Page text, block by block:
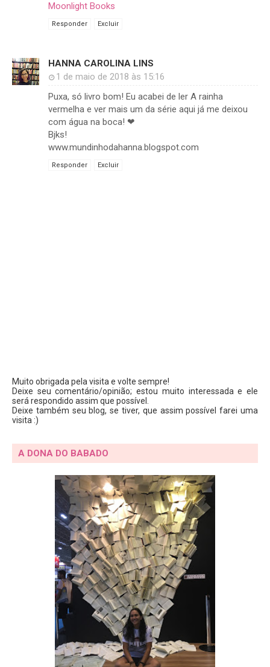
Moonlight Books
Responder Excluir
HANNA CAROLINA LINS
1 de maio de 2018 às 15:16
Puxa, só livro bom! Eu acabei de ler A rainha
vermelha e ver mais um da série aqui já me deixou
com água na boca! ❤
Bjks!
www.mundinhodahanna.blogspot.com
Responder Excluir
Muito obrigada pela visita e volte sempre!
Deixe seu comentário/opinião; estou muito interessada e ele
será respondido assim que possível.
Deixe também seu blog, se tiver, que assim possível farei uma
visita :)
A DONA DO BABADO